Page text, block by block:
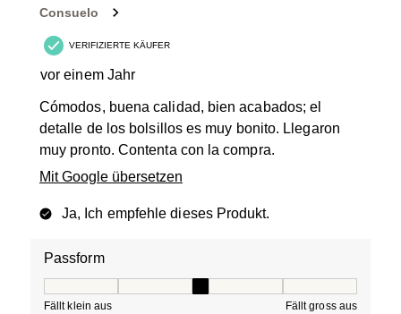
Consuelo
VERIFIZIERTE KÄUFER
vor einem Jahr
Cómodos, buena calidad, bien acabados; el
detalle de los bolsillos es muy bonito. Llegaron
muy pronto. Contenta con la compra.
Mit Google übersetzen
Ja, Ich empfehle dieses Produkt.
Passform
Fällt klein aus Fällt gross aus